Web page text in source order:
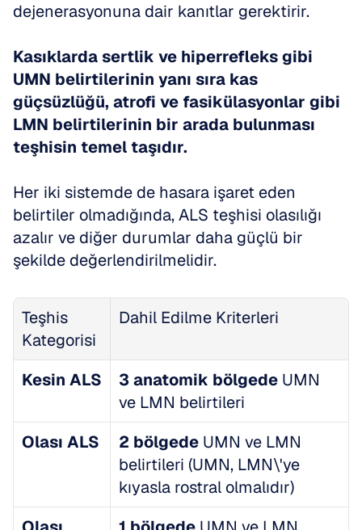
dejenerasyonuna dair kanıtlar gerektirir.
Kasıklarda sertlik ve hiperrefleks gibi
UMN belirtilerinin yanı sıra kas
güçsüzlüğü, atrofi ve fasikülasyonlar gibi
LMN belirtilerinin bir arada bulunması
teşhisin temel taşıdır.
Her iki sistemde de hasara işaret eden
belirtiler olmadığında, ALS teşhisi olasılığı
azalır ve diğer durumlar daha güçlü bir
şekilde değerlendirilmelidir.
Teşhis
Kategorisi
Dahil Edilme Kriterleri
Kesin ALS 3 anatomik bölgede UMN
ve LMN belirtileri
Olası ALS
2 bölgede UMN ve LMN
belirtileri (UMN, LMN\'ye
kıyasla rostral olmalıdır)